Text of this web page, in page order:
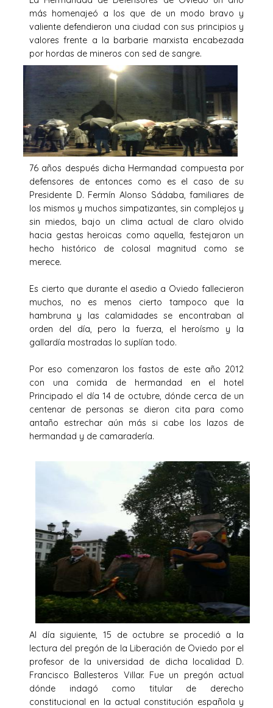
más homenajeó a los que de un modo bravo y
valiente defendieron una ciudad con sus principios y
valores frente a la barbarie marxista encabezada
por hordas de mineros con sed de sangre.
76 años después dicha Hermandad compuesta por
defensores de entonces como es el caso de su
Presidente D. Fermín Alonso Sádaba, familiares de
los mismos y muchos simpatizantes, sin complejos y
sin miedos, bajo un clima actual de claro olvido
hacia gestas heroicas como aquella, festejaron un
hecho histórico de colosal magnitud como se
merece.
Es cierto que durante el asedio a Oviedo fallecieron
muchos, no es menos cierto tampoco que la
hambruna y las calamidades se encontraban al
orden del día, pero la fuerza, el heroísmo y la
gallardía mostradas lo suplían todo.
Por eso comenzaron los fastos de este año 2012
con una comida de hermandad en el hotel
Principado el día 14 de octubre, dónde cerca de un
centenar de personas se dieron cita para como
antaño estrechar aún más si cabe los lazos de
hermandad y de camaradería.
Al día siguiente, 15 de octubre se procedió a la
lectura del pregón de la Liberación de Oviedo por el
profesor de la universidad de dicha localidad D.
Francisco Ballesteros Villar. Fue un pregón actual
dónde indagó como titular de derecho
constitucional en la actual constitución española y